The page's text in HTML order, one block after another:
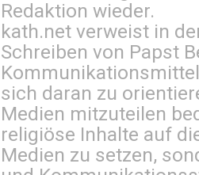
Redaktion wieder.
kath.net verweist in
Schreiben von Papst
sich daran zu
Medien mitzuteilen
religiöse Inhalte auf
Medien zu setzen,